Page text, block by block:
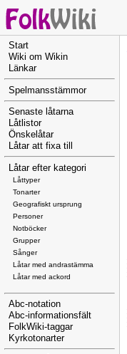
Start
Wiki om Wikin
Länkar
Spelmansstämmor
Senaste låtarna
Låtlistor
Önskelåtar
Låtar att fixa till
Låtar efter kategori
Låttyper
Tonarter
Geografiskt ursprung
Personer
Notböcker
Grupper
Sånger
Låtar med andrastämma
Låtar med ackord
Abc-notation
Abc-informationsfält
FolkWiki-taggar
Kyrkotonarter